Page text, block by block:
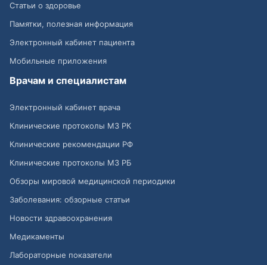
Статьи о здоровье
Памятки, полезная информация
Электронный кабинет пациента
Мобильные приложения
Врачам и специалистам
Электронный кабинет врача
Клинические протоколы МЗ РК
Клинические рекомендации РФ
Клинические протоколы МЗ РБ
Обзоры мировой медицинской периодики
Заболевания: обзорные статьи
Новости здравоохранения
Медикаменты
Лабораторные показатели